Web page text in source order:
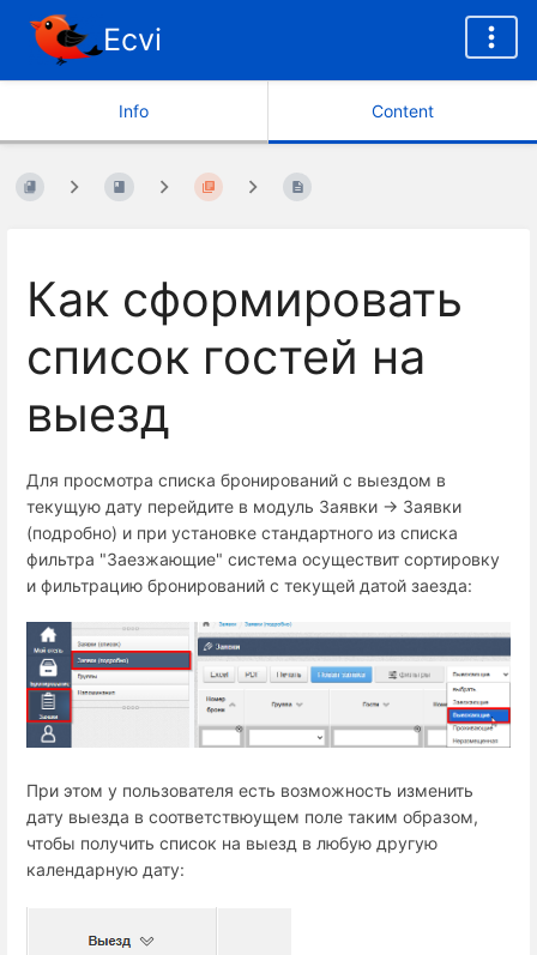
Ecvi
Info Content
Как сформировать
список гостей на
выезд
Для просмотра списка бронирований с выездом в
текущую дату перейдите в модуль Заявки -> Заявки
(подробно) и при установке стандартного из списка
фильтра "Заезжающие" система осуществит сортировку
и фильтрацию бронирований с текущей датой заезда:
При этом у пользователя есть возможность изменить
дату выезда в соответствюущем поле таким образом,
чтобы получить список на выезд в любую другую
календарную дату: